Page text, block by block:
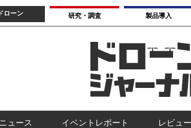
ドローン 研究・調査 製品導入
ニュース イベントレポート レビュー